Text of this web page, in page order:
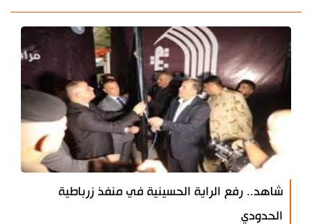
شاهد.. رفع الراية الحسينية في منفذ زرباطية
الحدودي